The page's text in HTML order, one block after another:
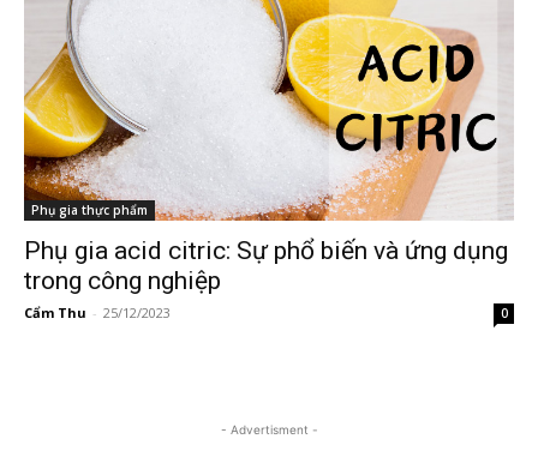
Phụ gia thực phẩm
Phụ gia acid citric: Sự phổ biến và ứng dụng
trong công nghiệp
Cẩm Thu - 25/12/2023 0
- Advertisment -